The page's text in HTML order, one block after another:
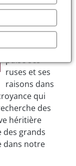
loin d’avoir
disparu. Son
persistance
puise ses
ruses et ses
raisons dans
qui
des
héritière
des grands
dans notre